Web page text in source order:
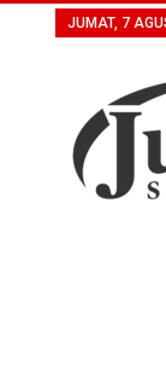
JUMAT, 7